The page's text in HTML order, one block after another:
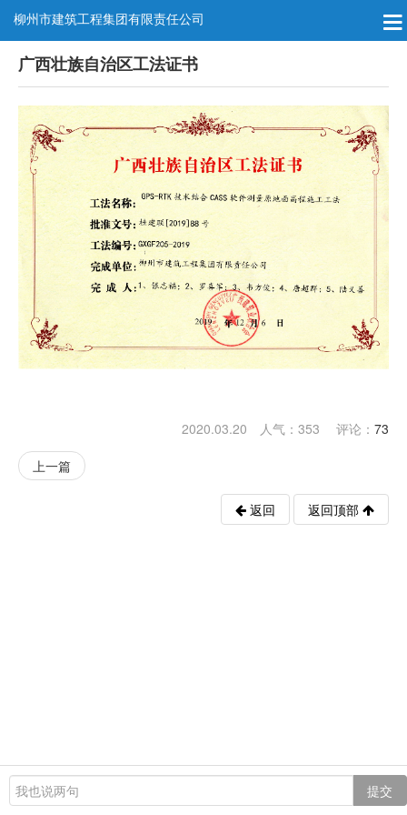
柳州市建筑工程集团有限责任公司
广西壮族自治区工法证书
2020.03.20 人气： 353 评论： 73
上一篇
返回 返回顶部
提交